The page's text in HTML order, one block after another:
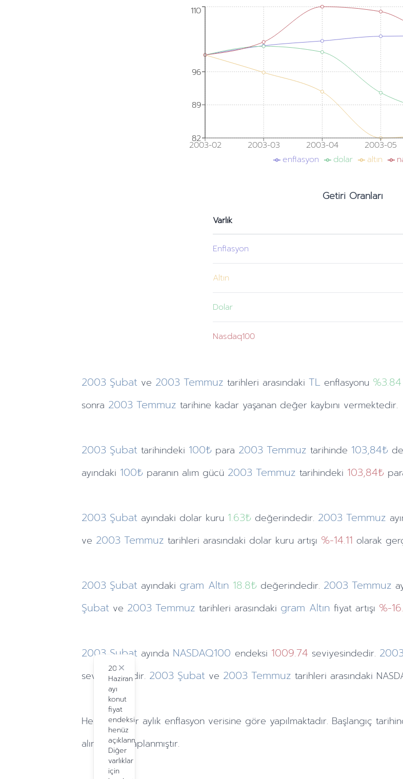
2003-02 2003-03 2003-04 2003-05
82
89
96
110
82
89
96
110
enflasyon dolar altın
Getiri Oranları
Varlık
Enflasyon
Altın
Dolar
Nasdaq100
2003 Şubat ve 2003 Temmuz tarihleri arasındaki TL enflasyonu %3.84
sonra 2003 Temmuz tarihine kadar yaşanan değer kaybını vermektedir.
2003 Şubat tarihindeki 100₺ para 2003 Temmuz tarihinde 103,84₺
ayındaki 100₺ paranın alım gücü 2003 Temmuz tarihindeki 103,84₺
2003 Şubat ayındaki dolar kuru 1.63₺ değerindedir. 2003 Temmuz
ve 2003 Temmuz tarihleri arasındaki dolar kuru artışı %-14.11 olarak
2003 Şubat ayındaki gram Altın 18.8₺ değerindedir. 2003 Temmuz
Şubat ve 2003 Temmuz tarihleri arasındaki gram Altın fiyat artışı %-
2024
Haziran
ayı
konut
fiyat
endeksi
henüz
açıklanmadı.
Diğer
varlıklar
için
Close
2003 Şubat ayında NASDAQ100 endeksi 1009.74 seviyesindedir. 2003
seviyesindedir. 2003 Şubat ve 2003 Temmuz tarihleri arasındaki
Hesaplamalar aylık enflasyon verisine göre yapılmaktadır. Başlangıç
alınarak hesaplanmıştır.